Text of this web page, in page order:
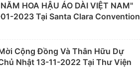
HOA HẬU ÁO DÀI VIỆT NAM"
2023 Tại Santa Clara Convention
Cộng Đồng Và Thân Hữu Dự
Nhật 13-11-2022 Tại Thư Viện